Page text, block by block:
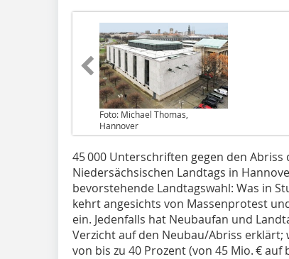
Foto: Michael Thomas,
Hannover
45 000 Unterschriften gegen den
Niedersächsischen Landtags in
bevorstehende Landtagswahl: Was in
kehrt angesichts von Massenprotest
ein. Jedenfalls hat Neubaufan und
Verzicht auf den Neubau/Abriss
von bis zu 40 Prozent (von 45 Mio. € auf